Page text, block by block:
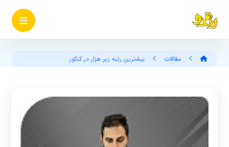
مقالات بیشترین رتبه زیر هزار در کنکور